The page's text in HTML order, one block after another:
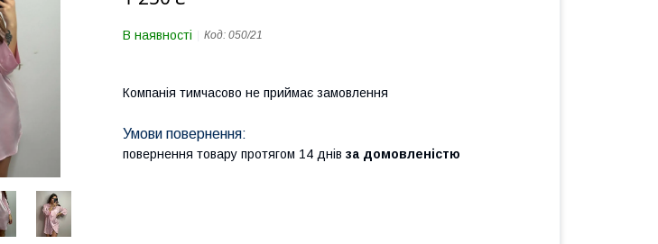
В наявності Код: 050/21
Компанія тимчасово не приймає замовлення
повернення товару протягом 14 днів за домовленістю